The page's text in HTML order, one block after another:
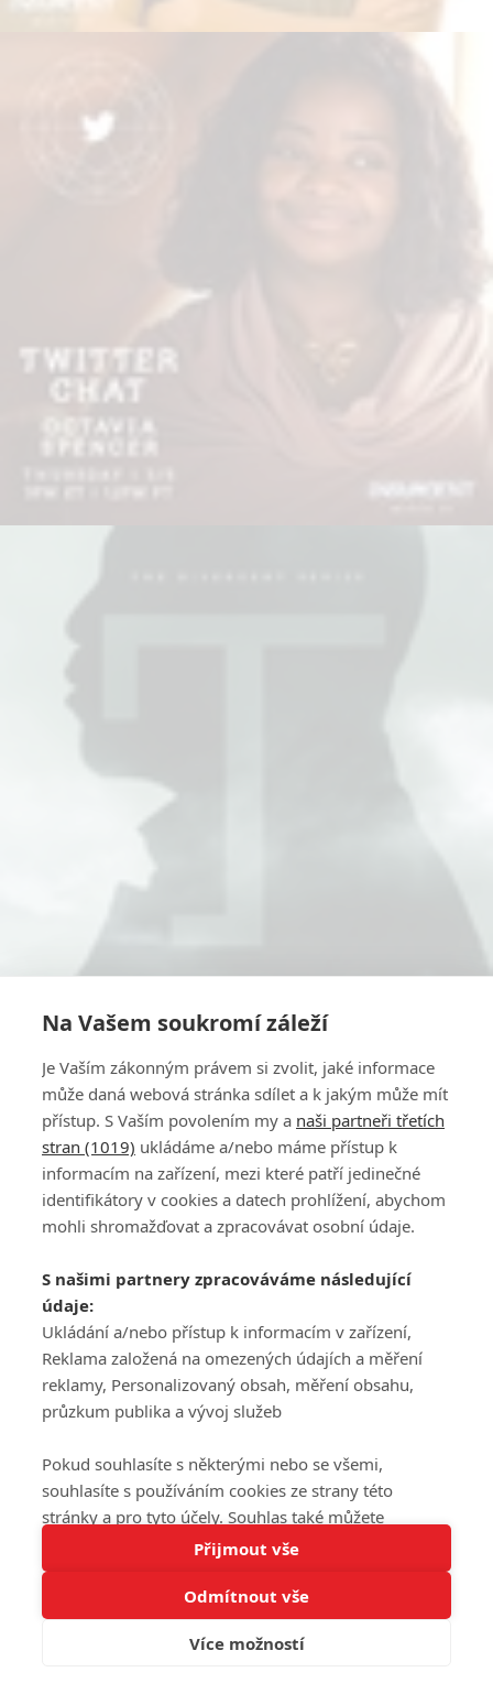
Tato stránka používá soubory cookies.
Rozumím
Na Vašem soukromí záleží
Je Vaším zákonným právem si zvolit, jaké informace
může daná webová stránka sdílet a k jakým může mít
přístup. S Vaším povolením my a naši partneři třetích
stran (1019) ukládáme a/nebo máme přístup k
informacím na zařízení, mezi které patří jedinečné
identifikátory v cookies a datech prohlížení, abychom
mohli shromažďovat a zpracovávat osobní údaje.
S našimi partnery zpracováváme následující
údaje:
Ukládání a/nebo přístup k informacím v zařízení,
Reklama založená na omezených údajích a měření
reklamy, Personalizovaný obsah, měření obsahu,
průzkum publika a vývoj služeb
Pokud souhlasíte s některými nebo se všemi,
souhlasíte s používáním cookies ze strany této
stránky a pro tyto účely. Souhlas také můžete
odmítnout, ale v takovém případě vám na stránce
nebudou k dispozici některé personalizované funkce.
Vaše volby souhlasu se budou vztahovat pouze na
tuto webovou stránku. Vaše nastavení a odvolání
souhlasu můžete kdykoli změnit na stránce s
Přijmout vše
Odmítnout vše
Více možností